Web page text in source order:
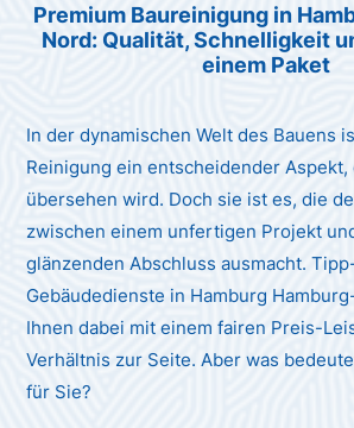
Premium Baureinigung in
Nord: Qualität, Schnelligkeit
einem Paket
In der dynamischen Welt des Bauens
Reinigung ein entscheidender Aspekt,
übersehen wird. Doch sie ist es, die
zwischen einem unfertigen Projekt
glänzenden Abschluss ausmacht.
Gebäudedienste in Hamburg
Ihnen dabei mit einem fairen Preis-
Verhältnis zur Seite. Aber was
für Sie?